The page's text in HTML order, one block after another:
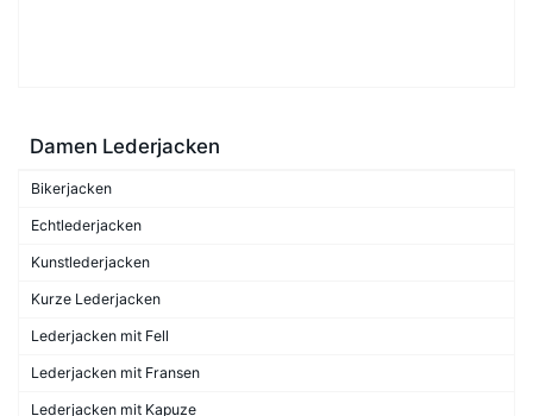
Damen Lederjacken
Bikerjacken
Echtlederjacken
Kunstlederjacken
Kurze Lederjacken
Lederjacken mit Fell
Lederjacken mit Fransen
Lederjacken mit Kapuze